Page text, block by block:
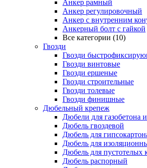
Анкер рамный
Анкер регулировочный
Анкер с внутренним
Анкерный болт с гайкой
Все категории (10)
Гвозди
Гвозди
Гвозди винтовые
Гвозди ершеные
Гвозди строительные
Гвозди толевые
Гвозди финишные
Дюбельный крепеж
Дюбели для газобетона
Дюбель гвоздевой
Дюбель для
Дюбель для
Дюбель для пустотелых
Дюбель распорный